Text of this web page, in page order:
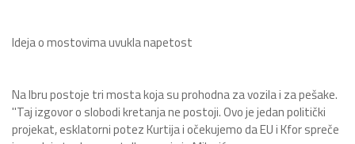
Ideja o mostovima uvukla napetost
Na Ibru postoje tri mosta koja su prohodna za vozila i za pešake.
"Taj izgovor o slobodi kretanja ne postoji. Ovo je jedan politički
projekat, esklatorni potez Kurtija i očekujemo da EU i Kfor spreče